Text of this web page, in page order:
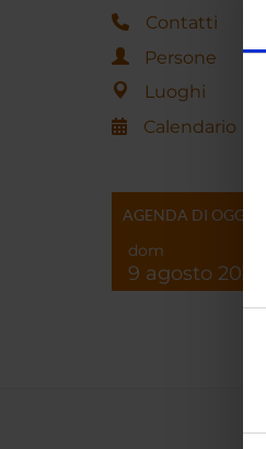
Contatti
Persone
Luoghi
Calendario
AGENDA DI OGGI
dom
9 agosto 2026